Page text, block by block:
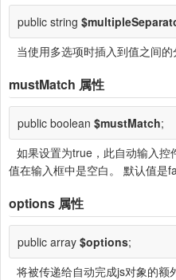
public string
当使用多选项时插入到值之间的
mustMatch 属性
public boolean $mustMatch;
如果设置为true，此自动输入控
值在输入框中是空白。 默认值是
options 属性
public array $options;
将被传递给自动完成js对象的额